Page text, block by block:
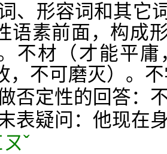
、形容词和其它
语素前面，构成
不材（才能平
，不可磨灭）。
否定性的回答：
表疑问：他现在
ˇ